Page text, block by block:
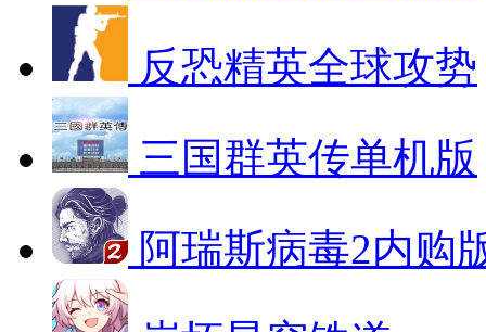
反恐精英全球攻势
三国群英传单机版
阿瑞斯病毒2内购